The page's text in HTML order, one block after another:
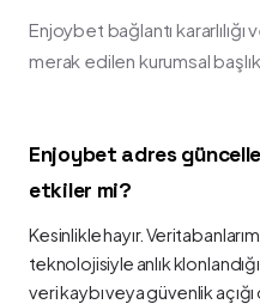
Enjoybet bağlantı kararlılığı
merak edilen kurumsal
Enjoybet adres
etkiler mi?
Kesinlikle hayır.
teknolojisiyle anlık
veri kaybı veya güvenlik açığı